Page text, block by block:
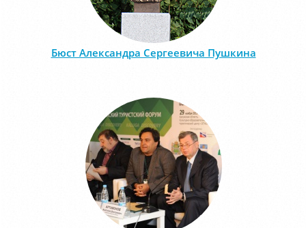
Бюст Александра Сергеевича Пушкина